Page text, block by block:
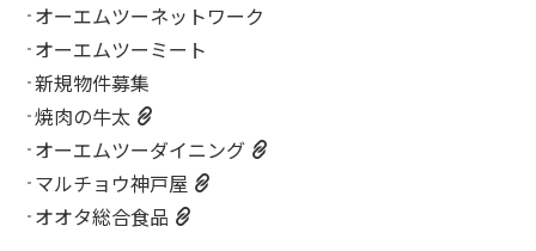
オーエムツーネットワーク
オーエムツーミート
新規物件募集
焼肉の牛太
オーエムツーダイニング
マルチョウ神戸屋
オオタ総合食品